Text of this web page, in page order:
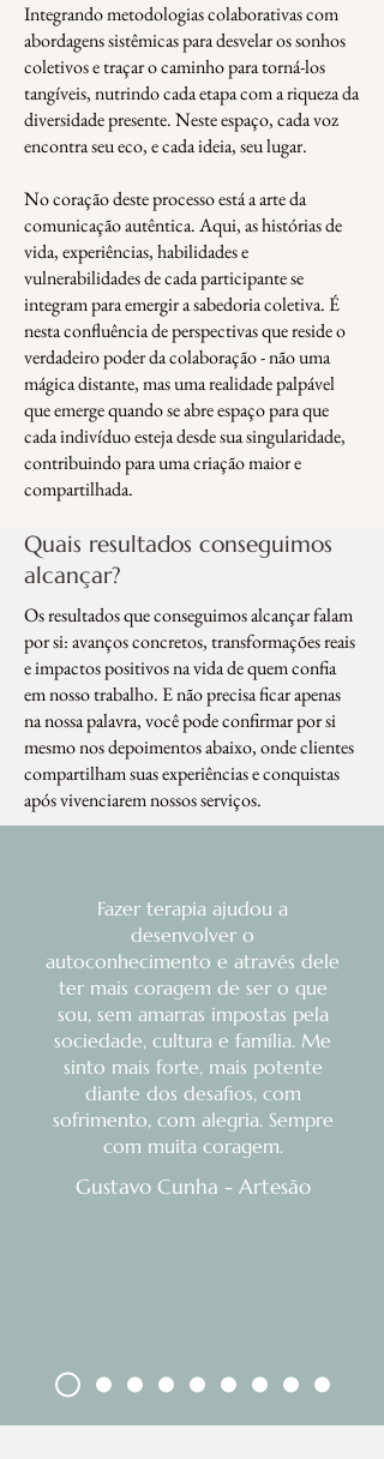
Integrando metodologias colaborativas com
abordagens sistêmicas para desvelar os sonhos
coletivos e traçar o caminho para torná-los
tangíveis, nutrindo cada etapa com a riqueza da
diversidade presente. Neste espaço, cada voz
encontra seu eco, e cada ideia, seu lugar.
No coração deste processo está a arte da
comunicação autêntica. Aqui, as histórias de
vida, experiências, habilidades e
vulnerabilidades de cada participante se
integram para emergir a sabedoria coletiva. É
nesta confluência de perspectivas que reside o
verdadeiro poder da colaboração - não uma
mágica distante, mas uma realidade palpável
que emerge quando se abre espaço para que
cada indivíduo esteja desde sua singularidade,
contribuindo para uma criação maior e
compartilhada.
Quais resultados conseguimos
alcançar?
Os resultados que conseguimos alcançar falam
por si: avanços concretos, transformações reais
e impactos positivos na vida de quem confia
em nosso trabalho. E não precisa ficar apenas
na nossa palavra, você pode confirmar por si
mesmo nos depoimentos abaixo, onde clientes
compartilham suas experiências e conquistas
após vivenciarem nossos serviços.
Fazer terapia ajudou a
desenvolver o
autoconhecimento e através dele
ter mais coragem de ser o que
sou, sem amarras impostas pela
sociedade, cultura e família. Me
sinto mais forte, mais potente
diante dos desafios, com
sofrimento, com alegria. Sempre
com muita coragem.
Gustavo Cunha - Artesão